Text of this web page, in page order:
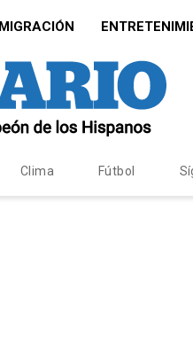
Clima Fútbol